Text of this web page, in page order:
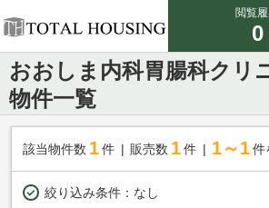
閲覧
0
おおしま内科胃腸科クリ
物件一覧
該当物件数 1件 販売数 1 件 1～1 件
絞り込み条件： なし